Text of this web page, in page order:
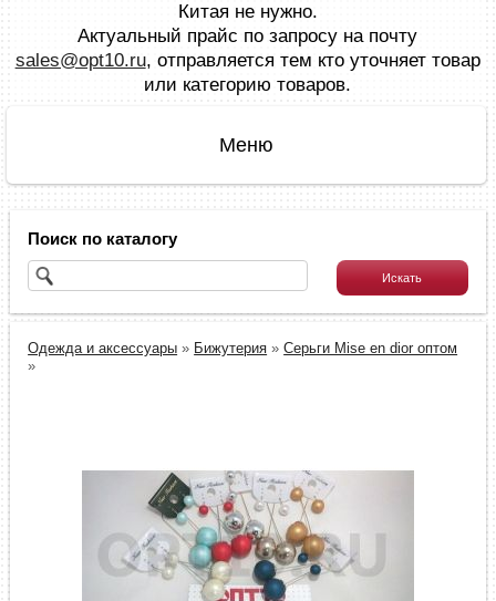
Китая не нужно.
Актуальный прайс по запросу на почту
sales@opt10.ru, отправляется тем кто уточняет товар
или категорию товаров.
Поиск по каталогу
Одежда и аксессуары » Бижутерия »Серьги Mise en dior оптом
»